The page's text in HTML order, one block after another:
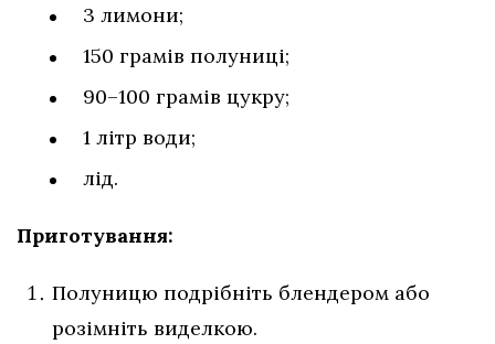
3 лимони;
150 грамів полуниці;
90–100 грамів цукру;
1 літр води;
лід.
Приготування:
Полуницю подрібніть блендером або
розімніть виделкою.